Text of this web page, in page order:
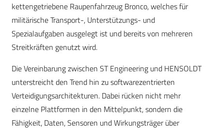
kettengetriebene Raupenfahrzeug Bronco, welches für
militärische Transport-, Unterstützungs- und
Spezialaufgaben ausgelegt ist und bereits von mehreren
Streitkräften genutzt wird.
Die Vereinbarung zwischen ST Engineering und HENSOLDT
unterstreicht den Trend hin zu softwarezentrierten
Verteidigungsarchitekturen. Dabei rücken nicht mehr
einzelne Plattformen in den Mittelpunkt, sondern die
Fähigkeit, Daten, Sensoren und Wirkungsträger über